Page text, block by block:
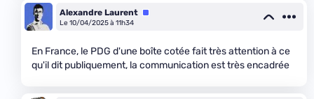
Alexandre Laurent Équipe
Le 10/04/2025 à 11h34
En France, le PDG d'une boîte cotée fait très attention à ce
qu'il dit publiquement, la communication est très encadrée